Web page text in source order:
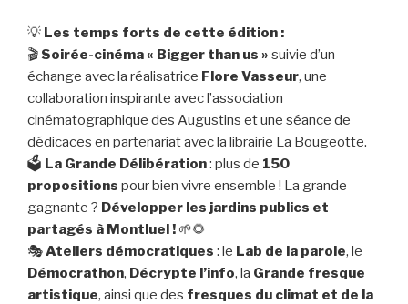
💡 Les temps forts de cette édition :
🎬 Soirée-cinéma « Bigger than us » suivie d’un
échange avec la réalisatrice Flore Vasseur, une
collaboration inspirante avec l’association
cinématographique des Augustins et une séance de
dédicaces en partenariat avec la librairie La Bougeotte.
🗳️ La Grande Délibération: plus de 150
propositions pour bien vivre ensemble ! La grande
gagnante ? Développer les jardins publics et
partagés à Montluel ! 🌱🌻
🎭Ateliers démocratiques : le Lab de la parole, le
Démocrathon, Décrypte l’info, la Grande fresque
artistique, ainsi que des fresques du climat et de la